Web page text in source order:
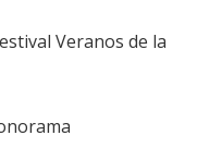
Veranos de la